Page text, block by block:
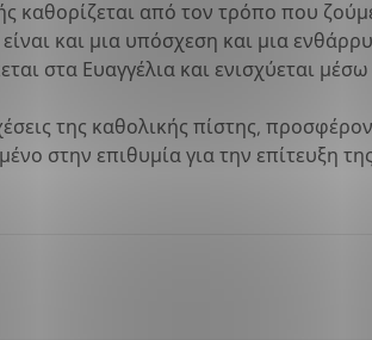
καθορίζεται από τον τρόπο που
και μια υπόσχεση και μια
στα Ευαγγέλια και ενισχύεται
της καθολικής πίστης,
στην επιθυμία για την επίτευξη